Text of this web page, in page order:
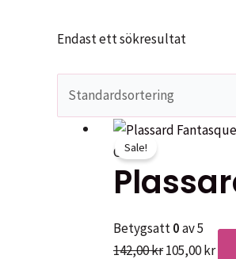
Endast ett sökresultat
Sale!
Garner
Betygsatt0av 5
142,00krDet
105,00krDet